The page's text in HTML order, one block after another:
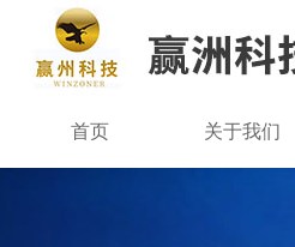
首页 关于我们